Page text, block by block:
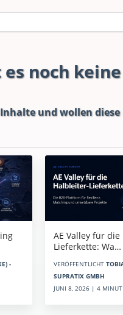
noch
Inhalte und wollen
-
AE Valley für
Lieferkette: Wa…
VERÖFFENTLICHT
SUPRATIX GMBH
JUNI 8, 2026 | 4